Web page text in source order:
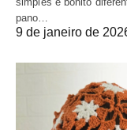
pano…
9 de janeiro de